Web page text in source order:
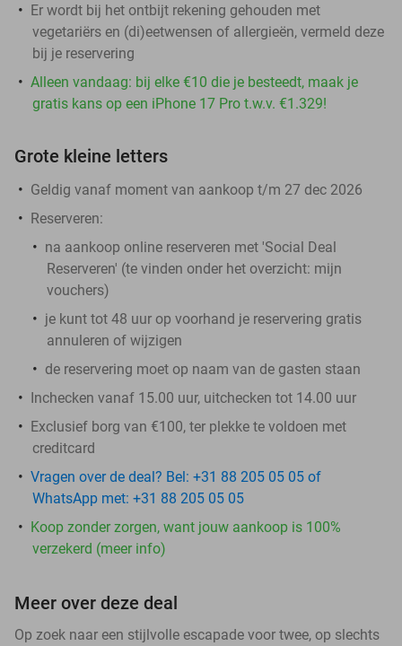
Er wordt bij het ontbijt rekening gehouden met
vegetariërs en (di)eetwensen of allergieën, vermeld deze
bij je reservering
Alleen vandaag: bij elke €10 die je besteedt, maak je
gratis kans op een iPhone 17 Pro t.w.v. €1.329!
Grote kleine letters
Geldig vanaf moment van aankoop t/m 27 dec 2026
Reserveren:
na aankoop online reserveren met 'Social Deal
Reserveren' (te vinden onder het overzicht: mijn
vouchers)
je kunt tot 48 uur op voorhand je reservering gratis
annuleren of wijzigen
de reservering moet op naam van de gasten staan
Inchecken vanaf 15.00 uur, uitchecken tot 14.00 uur
Exclusief borg van €100, ter plekke te voldoen met
creditcard
Vragen over de deal? Bel: +31 88 205 05 05 of
WhatsApp met: +31 88 205 05 05
Koop zonder zorgen, want jouw aankoop is 100%
verzekerd (meer info)
Meer over deze deal
Op zoek naar een stijlvolle escapade voor twee, op slechts